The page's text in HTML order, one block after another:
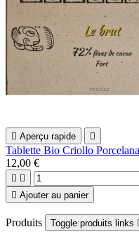
 Aperçu rapide 
Tablette Bio Criollo
12,00 €
 
 Ajouter au panier
Produits Toggle produits links